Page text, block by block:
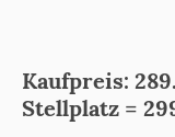
Kaufpreis:
Stellplatz =